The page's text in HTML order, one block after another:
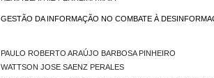
GESTÃO DA INFORMAÇÃO NO COMBATE À
PAULO ROBERTO ARAÚJO BARBOSA PINHEIRO
WATTSON JOSE SAENZ PERALES